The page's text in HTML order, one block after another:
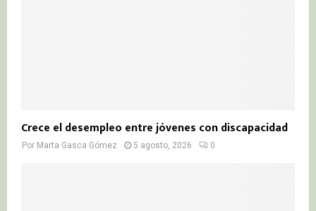
Crece el desempleo entre jóvenes con discapacidad
Por Marta Gasca Gómez 5 agosto, 2026 0